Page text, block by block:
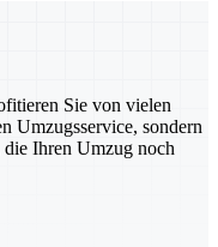
Sie von vielen
Umzugsservice, sondern
Ihren Umzug noch